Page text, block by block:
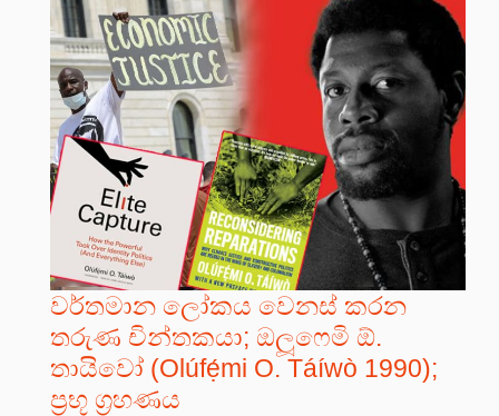
වර්තමාන ලෝකය වෙනස් කරන
තරුණ චින්තකයා; ඔලූෆෙමි ඕ.
තායිවෝ (Olúfẹ́mi O. Táíwò 1990);
ප්‍රභූ ග්‍රහණය